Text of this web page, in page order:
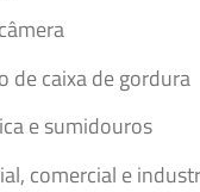
de caixa de gordura
e sumidouros
comercial e